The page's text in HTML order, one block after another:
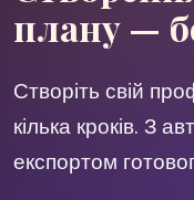
плану —
Створіть свій
кілька кроків. З
експортом